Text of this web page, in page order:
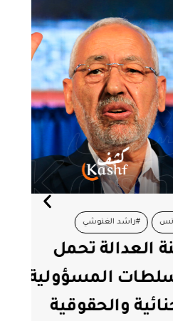
#راشد الغنوشي
تحمل
المسؤولية
والحقوقية